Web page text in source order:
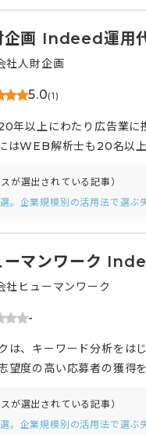
企画 Indeed運用
社人財企画
5.0(1)
年以上にわたり広告業
はWEB解析士も20名以
が選出されている記事）
。企業規模別の活用法で選ぶ
ーマンワーク
社ヒューマンワーク
-
は、キーワード分析をは
望度の高い応募者の獲得
制作にも対応しており、
が重視されています。
が選出されている記事）
。企業規模別の活用法で選ぶ